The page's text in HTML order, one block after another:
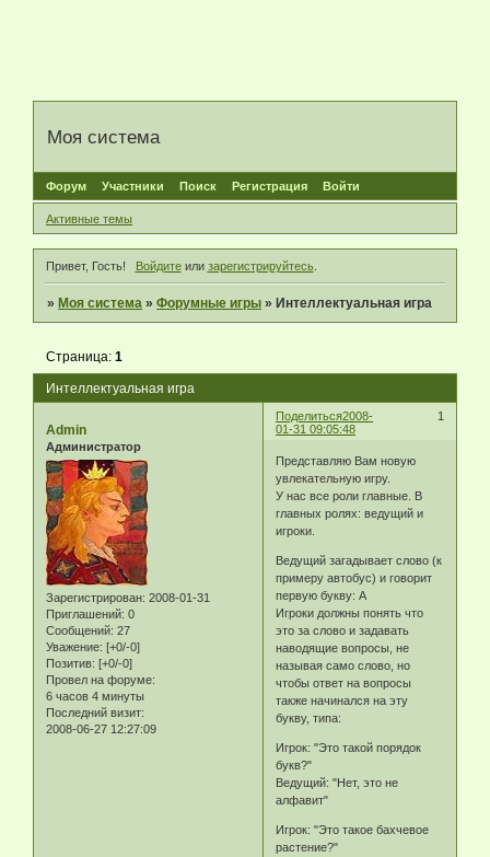
Моя система
Форум Участники Поиск Регистрация Войти
Активные темы
Привет, Гость! Войдитеили зарегистрируйтесь.
» Моя система »Форумные игры » Интеллектуальная игра
Интеллектуальная игра
Страница:1
Поделиться 1
2008-
01-31 09:05:48
Admin
Администратор
Зарегистрирован: 2008-01-31
Приглашений: 0
Сообщений: 27
Уважение: [+0/-0]
Позитив: [+0/-0]
Провел на форуме:
6 часов 4 минуты
Последний визит:
2008-06-27 12:27:09
Представляю Вам новую
увлекательную игру.
У нас все роли главные. В
главных ролях: ведущий и
игроки.
Ведущий загадывает слово (к
примеру автобус) и говорит
первую букву: А
Игроки должны понять что
это за слово и задавать
наводящие вопросы, не
называя само слово, но
чтобы ответ на вопросы
также начинался на эту
букву, типа:
Игрок: "Это такой порядок
букв?"
Ведущий: "Нет, это не
алфавит"
Игрок: "Это такое бахчевое
растение?"